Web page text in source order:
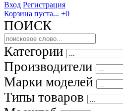
Вход Регистрация
Корзина пуста... +0
ПОИСК
Категории
Производители
Марки моделей
Типы товаров